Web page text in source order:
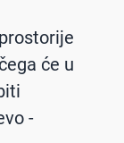
će u
-